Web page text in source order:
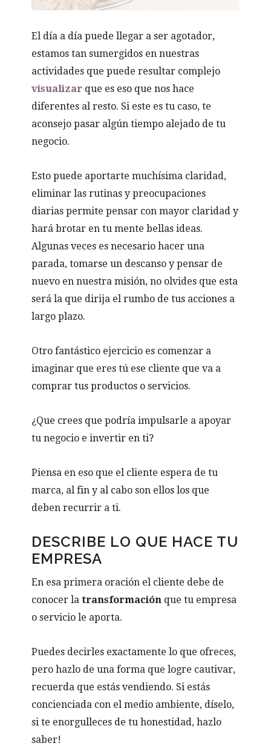
El día a día puede llegar a ser agotador,
estamos tan sumergidos en nuestras
actividades que puede resultar complejo
visualizar que es eso que nos hace
diferentes al resto. Si este es tu caso, te
aconsejo pasar algún tiempo alejado de tu
negocio.
Esto puede aportarte muchísima claridad,
eliminar las rutinas y preocupaciones
diarias permite pensar con mayor claridad y
hará brotar en tu mente bellas ideas.
Algunas veces es necesario hacer una
parada, tomarse un descanso y pensar de
nuevo en nuestra misión, no olvides que esta
será la que dirija el rumbo de tus acciones a
largo plazo.
Otro fantástico ejercicio es comenzar a
imaginar que eres tú ese cliente que va a
comprar tus productos o servicios.
¿Que crees que podría impulsarle a apoyar
tu negocio e invertir en ti?
Piensa en eso que el cliente espera de tu
marca, al fin y al cabo son ellos los que
deben recurrir a ti.
DESCRIBE LO QUE HACE TU
EMPRESA
En esa primera oración el cliente debe de
conocer la transformación que tu empresa
o servicio le aporta.
Puedes decirles exactamente lo que ofreces,
pero hazlo de una forma que logre cautivar,
recuerda que estás vendiendo. Si estás
concienciada con el medio ambiente, díselo,
si te enorgulleces de tu honestidad, hazlo
saber!